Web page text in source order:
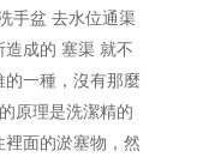
手盆 去水位通渠
造成的 塞渠 就不
一種，沒有那麼
原理是洗潔精的
面的淤塞物，然